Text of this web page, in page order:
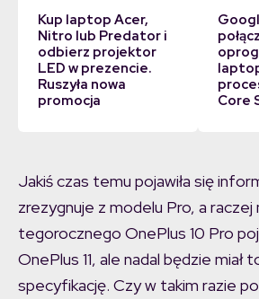
Kup laptop Acer,
Nitro lub Predator i
odbierz projektor
LED w prezencie.
Ruszyła nowa
promocja
Core
Jakiś czas temu pojawiła się
zrezygnuje z modelu Pro, a raczej
tegorocznego OnePlus 10 Pro
OnePlus 11, ale nadal będzie miał
specyfikację. Czy w takim razie